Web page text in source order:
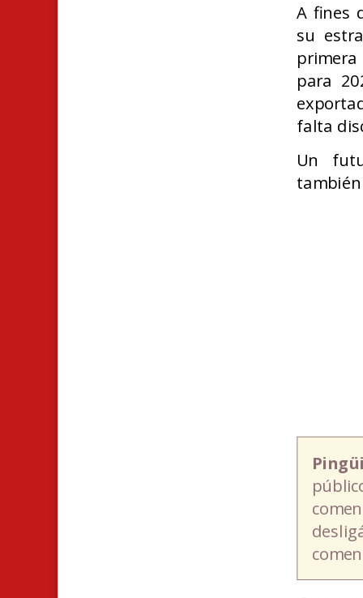
A fines
su
para
falta
Un